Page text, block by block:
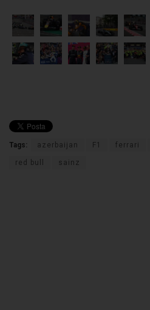
Tags: azerbaijan F1 ferrari
red bull sainz